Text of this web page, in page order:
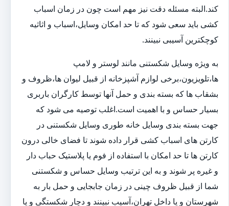
کند.البته مسئله دقت نیز مهم است چون در زمان اسباب
کشی باید سعی شود که تا حد امکان وسایل،اسباب و اثاثیه
کوچکترین آسیبی نبینند.
به ویژه وسایل شکستنی مانند لوستر و لامپ
ها،تلویزیون،برخی لوازم آشپزخانه از قبیل لیوان ها،ظروف و
بشقاب ها که بسته بندی و حمل آنها توسط کارگران باربری
بسیار حساس و با اهمیت است.اغلب توصیه می شود که
جهت بسته بندی وسایل خانه طوری وسایل شکستنی در
کارتن های اسباب کشی قرار داده شوند تا فضای خالی درون
کارتن ها تا حد امکان با استفاده از فوم یا پلاستیک حباب دار
و غیره پر شوند و به این ترتیب وسایل حساس و شکستنی
شما از قبیل ظروف چینی در زمان جابجایی و حمل بار به
شهرستان و یا داخل تهران،آسیب نبینند و دچار شکستگی و یا